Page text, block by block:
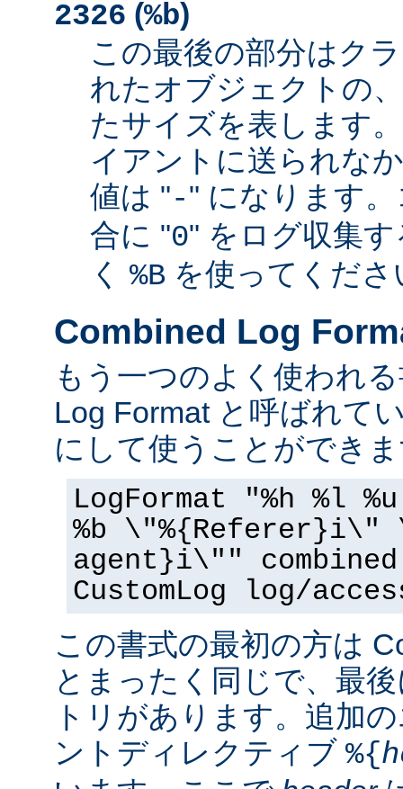
2326 (%b)
この最後の部分はク
れたオブジェクトの
たサイズを表します
イアントに送られな
値は "-" になります
合に "0" をログ収集
く %B を使ってくださ
Combined Log
もう一つのよく使われ
Log Format と呼ばれて
にして使うことができ
LogFormat "%h %l
%b \"%{Referer}i\"
agent}i\"" combined
CustomLog log/
この書式の最初の方は
とまったく同じで、最
トリがあります。追加
ントディレクティブ %{